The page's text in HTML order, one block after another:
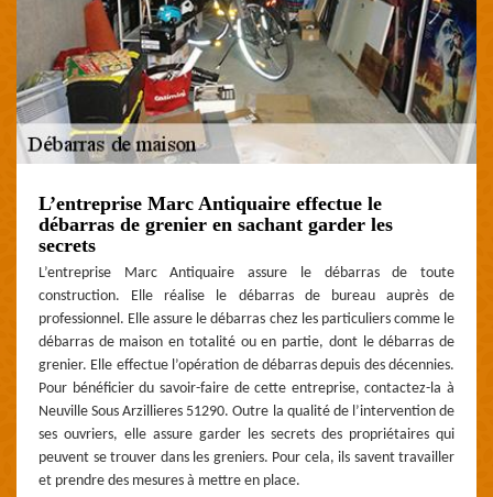
L’entreprise Marc Antiquaire effectue le
débarras de grenier en sachant garder les
secrets
L’entreprise Marc Antiquaire assure le débarras de toute
construction. Elle réalise le débarras de bureau auprès de
professionnel. Elle assure le débarras chez les particuliers comme le
débarras de maison en totalité ou en partie, dont le débarras de
grenier. Elle effectue l’opération de débarras depuis des décennies.
Pour bénéficier du savoir-faire de cette entreprise, contactez-la à
Neuville Sous Arzillieres 51290. Outre la qualité de l’intervention de
ses ouvriers, elle assure garder les secrets des propriétaires qui
peuvent se trouver dans les greniers. Pour cela, ils savent travailler
et prendre des mesures à mettre en place.